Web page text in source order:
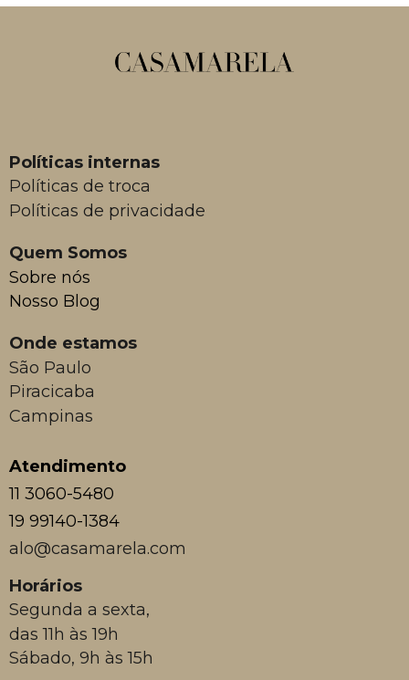
Políticas internas
Políticas de troca
Políticas de privacidade
Quem Somos
Sobre nós
Nosso Blog
Onde estamos
São Paulo
Piracicaba
Campinas
Atendimento
11 3060-5480
19 99140-1384
alo@casamarela.com
Horários
Segunda a sexta,
das 11h às 19h
Sábado, 9h às 15h